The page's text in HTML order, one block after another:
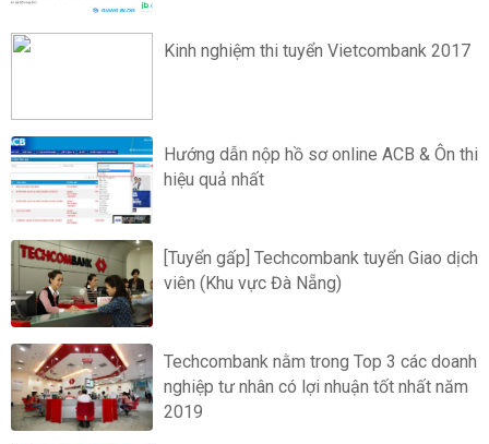
Kinh nghiệm thi tuyển Vietcombank 2017
Hướng dẫn nộp hồ sơ online ACB & Ôn thi
hiệu quả nhất
[Tuyển gấp] Techcombank tuyển Giao dịch
viên (Khu vực Đà Nẵng)
Techcombank nằm trong Top 3 các doanh
nghiệp tư nhân có lợi nhuận tốt nhất năm
2019